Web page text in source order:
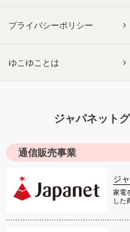
プライバシーポリシー
ゆこゆことは
ジャパネット
通信販売事業
ジ
家電
した